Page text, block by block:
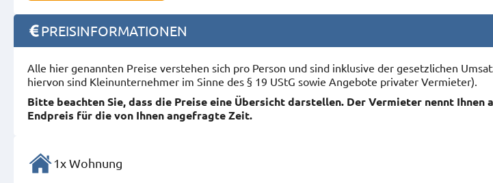
PREISINFORMATIONEN
Alle hier genannten Preise verstehen sich pro Person und sind inklusive der gesetzlichen
hiervon sind Kleinunternehmer im Sinne des § 19 UStG sowie Angebote privater Vermieter).
Bitte beachten Sie, dass die Preise eine Übersicht darstellen. Der Vermieter nennt Ihnen
Endpreis für die von Ihnen angefragte Zeit.
1x Wohnung